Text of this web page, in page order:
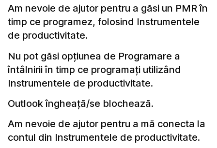
Am nevoie de ajutor pentru a găsi un PMR în
timp ce programez, folosind Instrumentele
de productivitate.
Nu pot găsi opțiunea de Programare a
întâlnirii în timp ce programați utilizând
Instrumentele de productivitate.
Outlook îngheață/se blochează.
Am nevoie de ajutor pentru a mă conecta la
contul din Instrumentele de productivitate.